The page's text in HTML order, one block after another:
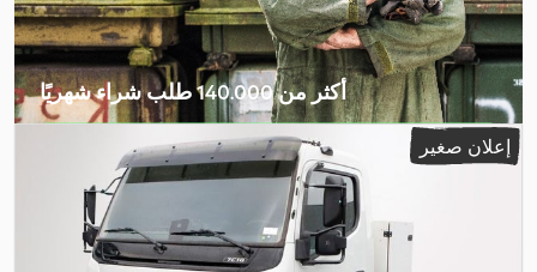
أكثر من 140.000 طلب شراء شهريًا
اختر باقة التاجر إعلان صغير